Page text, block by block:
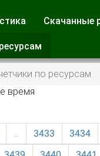
Скачанные
вкладка)
по ресурсам
время
… 3433 3434